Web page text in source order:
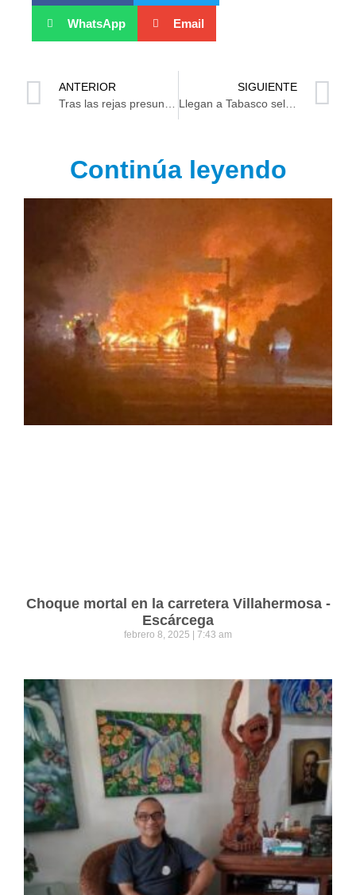
WhatsApp Email
ANTERIOR
SIGUIENTE
Llegan a Tabasco selecciones de beisbol 5, softbol y beisbol para iniciar los Juegos Conade
Continúa leyendo
Choque mortal en la carretera Villahermosa -
Escárcega
febrero 8, 2025 7:43 am